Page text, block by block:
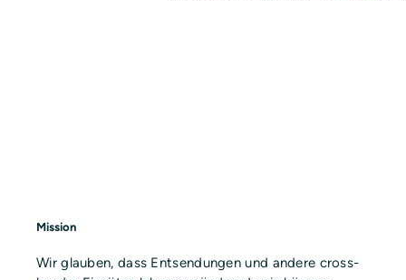
Mission
Wir glauben, dass Entsendungen und andere cross-